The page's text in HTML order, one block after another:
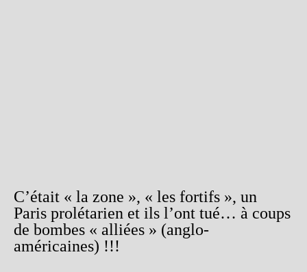
C’était « la zone », « les fortifs », un
Paris prolétarien et ils l’ont tué… à coups
de bombes « alliées » (anglo-
américaines) !!!